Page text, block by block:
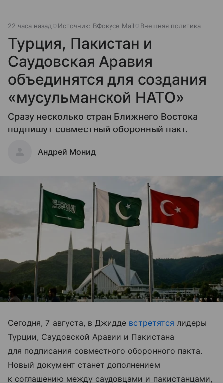
22 часа назад Источник: ВФокусе Mail Внешняя политика
Турция, Пакистан и
Саудовская Аравия
объединятся для создания
«мусульманской НАТО»
Сразу несколько стран Ближнего Востока
подпишут совместный оборонный пакт.
Андрей Монид
Сегодня, 7 августа, в Джидде встретятся лидеры
Турции, Саудовской Аравии и Пакистана
для подписания совместного оборонного пакта.
Новый документ станет дополнением
к соглашению между саудовцами и пакистанцами,